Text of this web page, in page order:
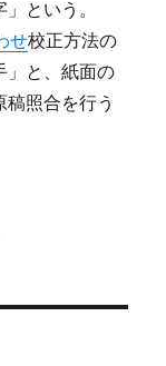
という。
せ校正方法の
」と、紙面の
照合を行う